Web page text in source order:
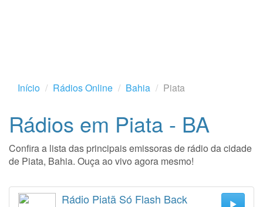
Início Rádios Online Bahia Piata
Rádios em Piata - BA
Confira a lista das principais emissoras de rádio da cidade
de Piata, Bahia. Ouça ao vivo agora mesmo!
Rádio Piatã Só Flash Back